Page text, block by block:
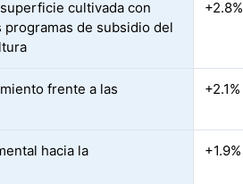
cultivada con
de subsidio del
+2.8%
frente a las
+2.1%
hacia la
+1.9%